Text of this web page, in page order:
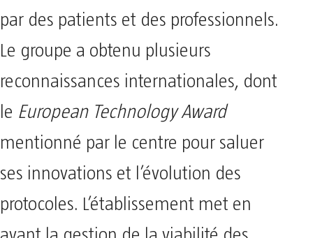
par des patients et des professionnels.
Le groupe a obtenu plusieurs
reconnaissances internationales, dont
le European Technology Award
mentionné par le centre pour saluer
ses innovations et l’évolution des
protocoles. L’établissement met en